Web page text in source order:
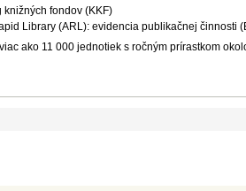
knižných fondov (KKF)
Library (ARL): evidencia publikačnej činnosti
ako 11 000 jednotiek s ročným prírastkom